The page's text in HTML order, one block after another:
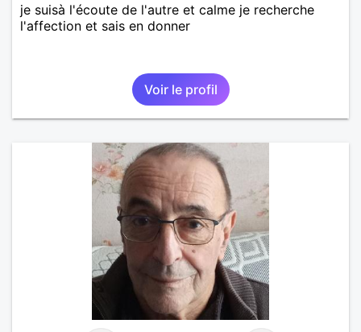
je suisà l'écoute de l'autre et calme je recherche
l'affection et sais en donner
Voir le profil